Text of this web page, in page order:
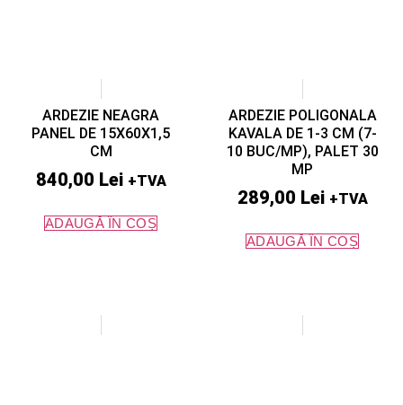
ARDEZIE NEAGRA
PANEL DE 15X60X1,5
CM
840,00 Lei +TVA
ADAUGĂ ÎN COȘ
ARDEZIE POLIGONALA
KAVALA DE 1-3 CM (7-
10 BUC/MP), PALET 30
MP
289,00 Lei +TVA
ADAUGĂ ÎN COȘ